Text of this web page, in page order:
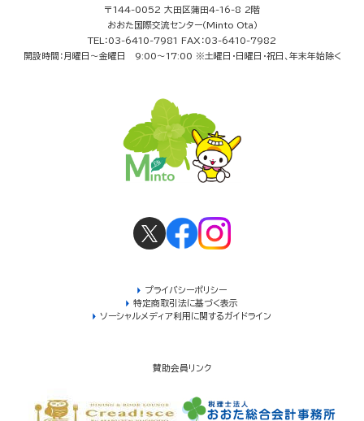
〒144-0052 大田区蒲田4-16-8 2階
おおた国際交流センター（Minto Ota）
TEL：03-6410-7981 FAX：03-6410-7982
開設時間：月曜日～金曜日 9:00～17:00 ※土曜日・日曜日・祝日、年末年始除く
プライバシーポリシー
特定商取引法に基づく表示
ソーシャルメディア利用に関するガイドライン
賛助会員リンク